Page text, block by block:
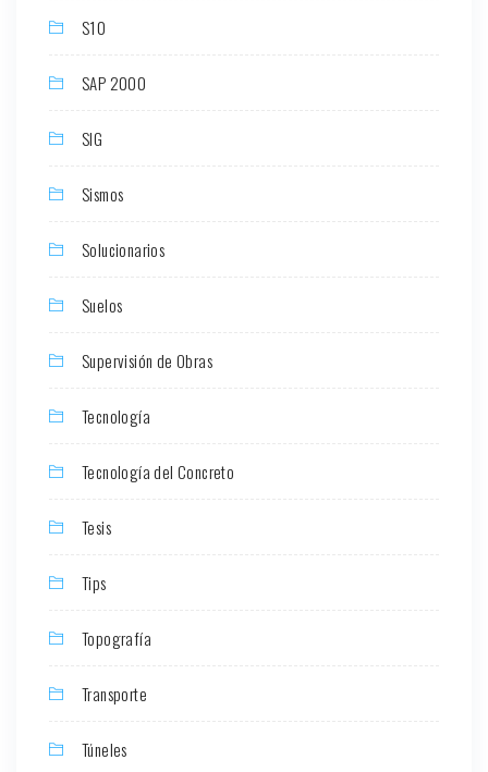
S10
SAP 2000
SIG
Sismos
Solucionarios
Suelos
Supervisión de Obras
Tecnología
Tecnología del Concreto
Tesis
Tips
Topografía
Transporte
Túneles